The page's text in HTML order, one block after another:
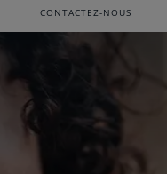
CONTACTEZ-NOUS